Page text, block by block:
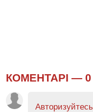
КОМЕНТАРІ — 0
Авторизуйтесь